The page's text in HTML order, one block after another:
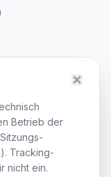
Betrieb der
Tracking-
nicht ein.